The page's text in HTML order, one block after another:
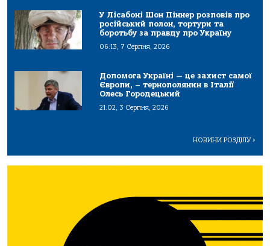
У Лісабоні Шон Піннер розповів про
російський полон, тортури та
боротьбу за правду про Україну
06:13, 7 Серпня, 2026
Допомога Україні — це захист самої
Європи, – тернополянин в Італії
Олесь Городецький
21:02, 3 Серпня, 2026
НОВИНИ РОЗДІЛУ>